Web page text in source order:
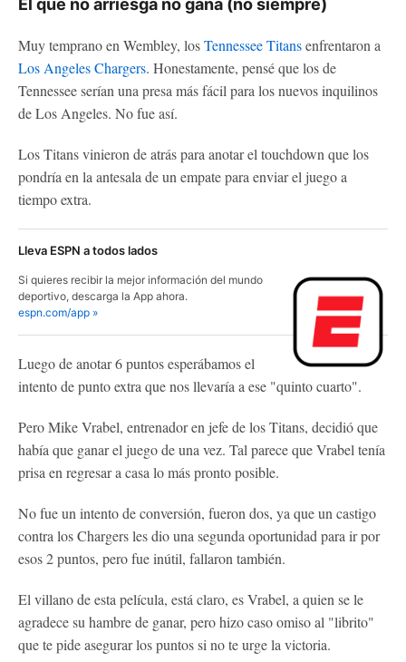
El que no arriesga no gana (no siempre)
Muy temprano en Wembley, losTennessee Titansenfrentaron a
Los Angeles Chargers. Honestamente, pensé que los de
Tennessee serían una presa más fácil para los nuevos inquilinos
de Los Angeles. No fue así.
Los Titans vinieron de atrás para anotar el touchdown que los
pondría en la antesala de un empate para enviar el juego a
tiempo extra.
Lleva ESPN a todos lados
Si quieres recibir la mejor información del mundo
deportivo, descarga la App ahora.
espn.com/app »
Luego de anotar 6 puntos esperábamos el
intento de punto extra que nos llevaría a ese "quinto cuarto".
Pero Mike Vrabel, entrenador en jefe de los Titans, decidió que
había que ganar el juego de una vez. Tal parece que Vrabel tenía
prisa en regresar a casa lo más pronto posible.
No fue un intento de conversión, fueron dos, ya que un castigo
contra los Chargers les dio una segunda oportunidad para ir por
esos 2 puntos, pero fue inútil, fallaron también.
El villano de esta película, está claro, es Vrabel, a quien se le
agradece su hambre de ganar, pero hizo caso omiso al "librito"
que te pide asegurar los puntos si no te urge la victoria.